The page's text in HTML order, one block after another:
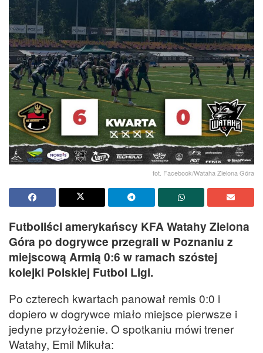
fot. Facebook/Wataha Zielona Góra
Futboliści amerykańscy KFA Watahy Zielona
Góra po dogrywce przegrali w Poznaniu z
miejscową Armią 0:6 w ramach szóstej
kolejki Polskiej Futbol Ligi.
Po czterech kwartach panował remis 0:0 i
dopiero w dogrywce miało miejsce pierwsze i
jedyne przyłożenie. O spotkaniu mówi trener
Watahy, Emil Mikuła: